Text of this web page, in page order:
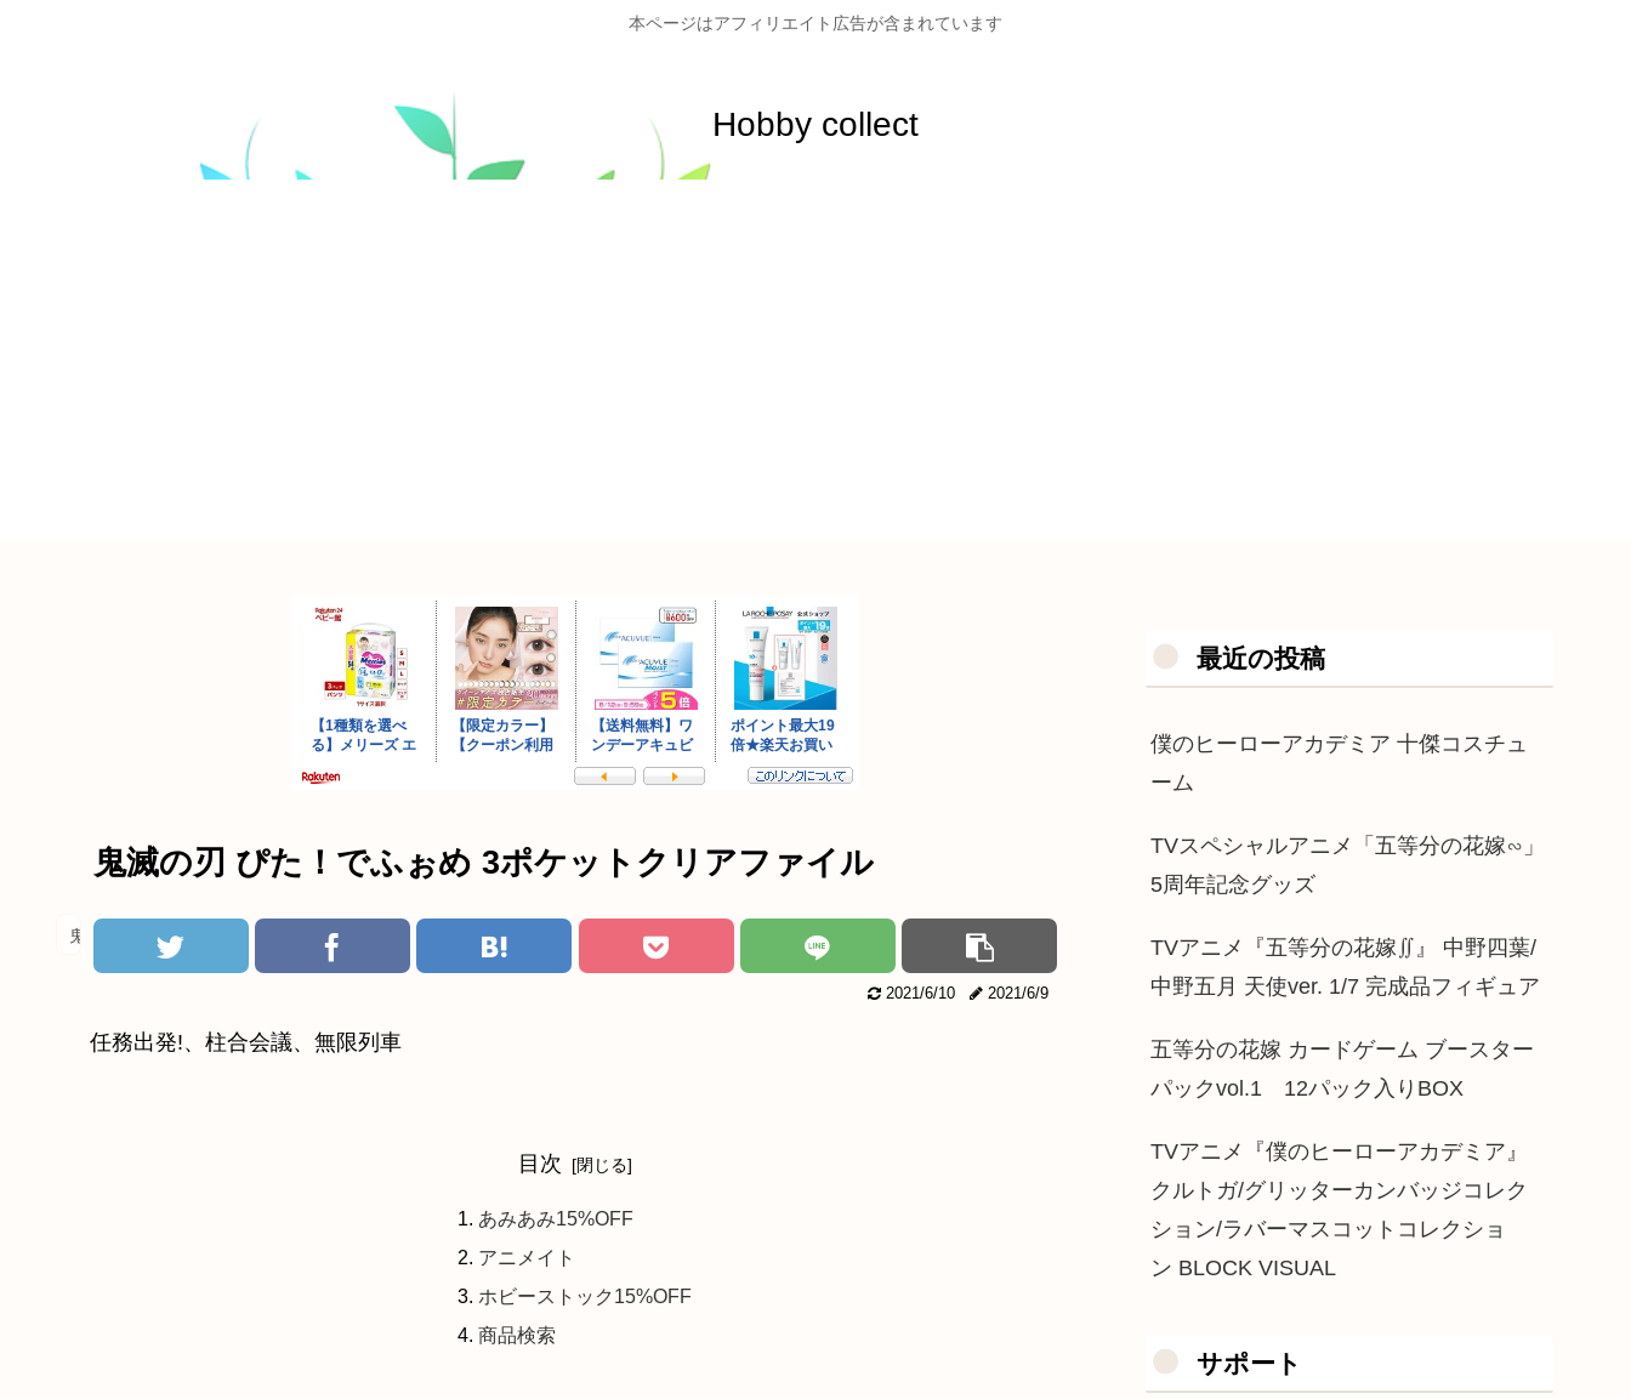
本ページはアフィリエイト広告が含まれています
Hobby collect
鬼滅の刃 ぴた！でふぉめ 3ポケットクリアファイル
鬼滅の刃
2021/6/10 2021/6/9
任務出発!、柱合会議、無限列車
目次
あみあみ15%OFF
アニメイト
ホビーストック15%OFF
商品検索
最近の投稿
僕のヒーローアカデミア 十傑コスチュ
ーム
TVスペシャルアニメ「五等分の花嫁∽」
5周年記念グッズ
TVアニメ『五等分の花嫁∬』 中野四葉/
中野五月 天使ver. 1/7 完成品フィギュア
五等分の花嫁 カードゲーム ブースター
パックvol.1 12パック入りBOX
TVアニメ『僕のヒーローアカデミア』
クルトガ/グリッターカンバッジコレク
ション/ラバーマスコットコレクショ
ン BLOCK VISUAL
サポート